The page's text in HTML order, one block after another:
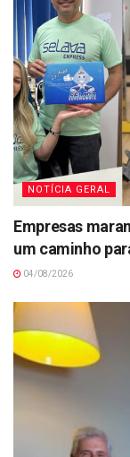
NOTÍCIA GERAL
Empresas
um caminho
04/08/2026